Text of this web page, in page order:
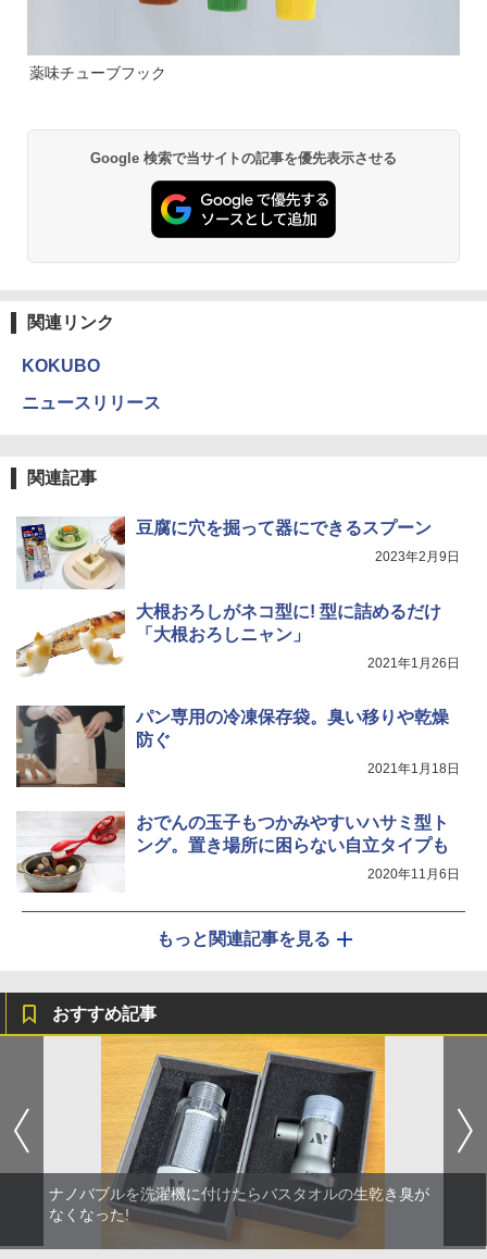
薬味チューブフック
Google 検索で当サイトの記事を優先表示させる
関連リンク
KOKUBO
ニュースリリース
関連記事
豆腐に穴を掘って器にできるスプーン
2023年2月9日
大根おろしがネコ型に! 型に詰めるだけ
「大根おろしニャン」
2021年1月26日
パン専用の冷凍保存袋。臭い移りや乾燥
防ぐ
2021年1月18日
おでんの玉子もつかみやすいハサミ型ト
ング。置き場所に困らない自立タイプも
2020年11月6日
もっと関連記事を見る
おすすめ記事
ナノバブルを洗濯機に付けたらバスタオルの生乾き臭が
なくなった!